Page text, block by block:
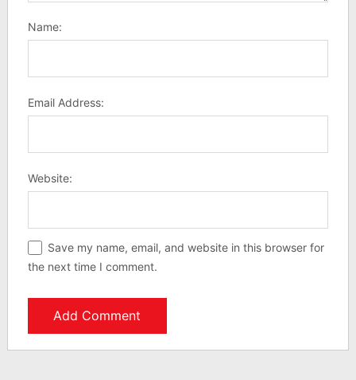
Name:
Email Address:
Website:
Save my name, email, and website in this browser for
the next time I comment.